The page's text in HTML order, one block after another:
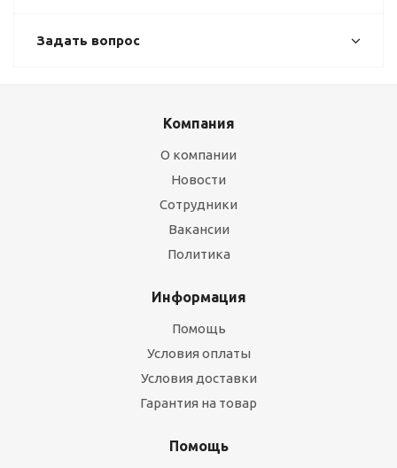
Задать вопрос
Компания
О компании
Новости
Сотрудники
Вакансии
Политика
Информация
Помощь
Условия оплаты
Условия доставки
Гарантия на товар
Помощь